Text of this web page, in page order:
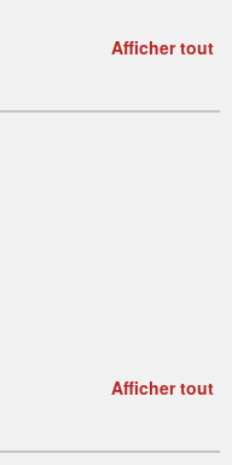
Afficher tout
Afficher tout